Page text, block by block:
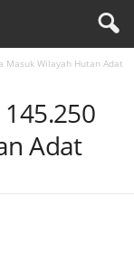
Masuk Wilayah Hutan Adat
Adat